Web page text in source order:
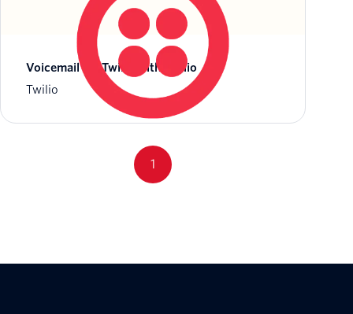
Voicemail for Twilio with Twilio
Twilio
1